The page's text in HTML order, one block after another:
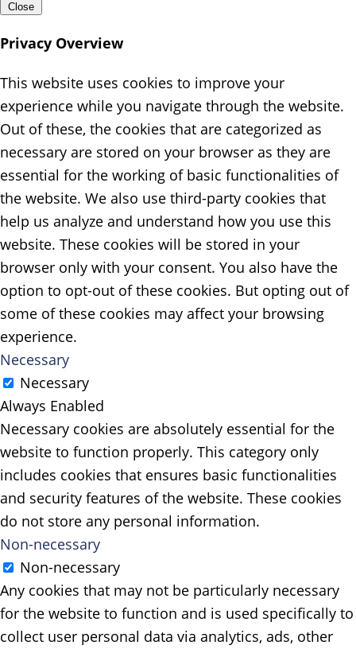
Close
Privacy Overview
This website uses cookies to improve your
experience while you navigate through the website.
Out of these, the cookies that are categorized as
necessary are stored on your browser as they are
essential for the working of basic functionalities of
the website. We also use third-party cookies that
help us analyze and understand how you use this
website. These cookies will be stored in your
browser only with your consent. You also have the
option to opt-out of these cookies. But opting out of
some of these cookies may affect your browsing
experience.
Necessary
Necessary
Always Enabled
Necessary cookies are absolutely essential for the
website to function properly. This category only
includes cookies that ensures basic functionalities
and security features of the website. These cookies
do not store any personal information.
Non-necessary
Non-necessary
Any cookies that may not be particularly necessary
for the website to function and is used specifically to
collect user personal data via analytics, ads, other